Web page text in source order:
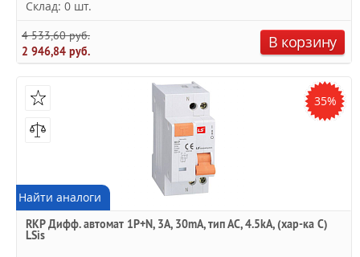
Склад: 0 шт.
4 533,60 руб.
2 946,84 руб.
В корзину
35%
Найти аналоги
RKP Дифф. автомат 1P+N, 3A, 30mA, тип АC, 4.5kA, (хар-ка C)
LSis